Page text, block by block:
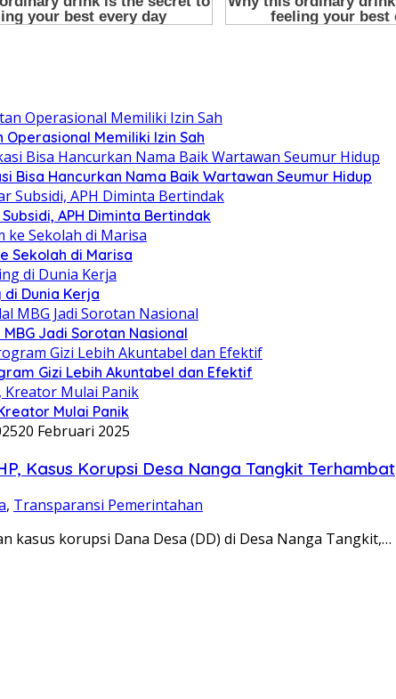
Operasional Memiliki Izin Sah
Bisa Hancurkan Nama Baik Wartawan Seumur Hidup
APH Diminta Bertindak
Sekolah di Marisa
di Dunia Kerja
Jadi Sorotan Nasional
Gizi Lebih Akuntabel dan Efektif
Mulai Panik
20 Februari 2025
Kasus Korupsi Desa Nanga Tangkit Terhambat
, Transparansi Pemerintahan
kasus korupsi Dana Desa (DD) di Desa Nanga Tangkit,…